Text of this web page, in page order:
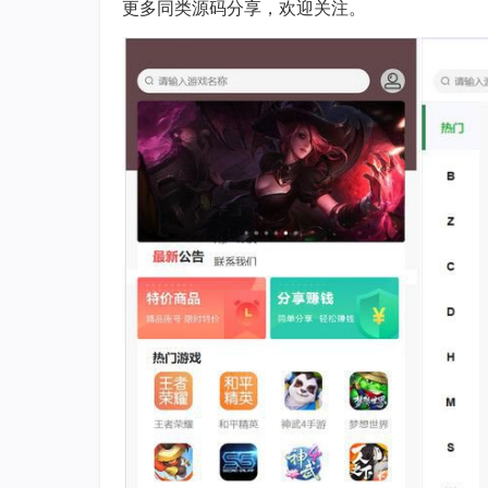
更多同类源码分享，欢迎关注。